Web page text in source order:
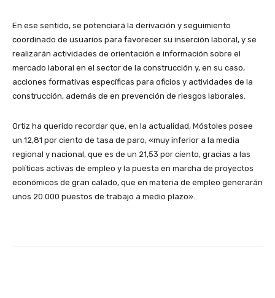
En ese sentido, se potenciará la derivación y seguimiento
coordinado de usuarios para favorecer su inserción laboral, y se
realizarán actividades de orientación e información sobre el
mercado laboral en el sector de la construcción y, en su caso,
acciones formativas específicas para oficios y actividades de la
construcción, además de en prevención de riesgos laborales.
Ortiz ha querido recordar que, en la actualidad, Móstoles posee
un 12,81 por ciento de tasa de paro, «muy inferior a la media
regional y nacional, que es de un 21,53 por ciento, gracias a las
políticas activas de empleo y la puesta en marcha de proyectos
económicos de gran calado, que en materia de empleo generarán
unos 20.000 puestos de trabajo a medio plazo».